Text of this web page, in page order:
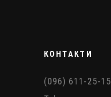
КОНТАКТИ
(096) 611-25-15